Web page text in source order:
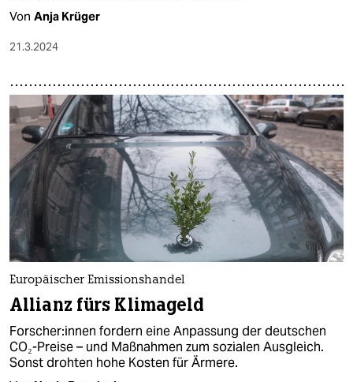
Von Anja Krüger
21.3.2024
Europäischer Emissionshandel
Allianz fürs Klimageld
For­sche­r:in­nen fordern eine Anpassung der deutschen
CO₂-Preise – und Maßnahmen zum sozialen Ausgleich.
Sonst drohten hohe Kosten für Ärmere.